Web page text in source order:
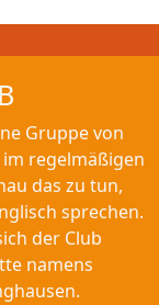
Gruppe von
regelmäßigen
das zu tun,
sprechen.
der Club
namens